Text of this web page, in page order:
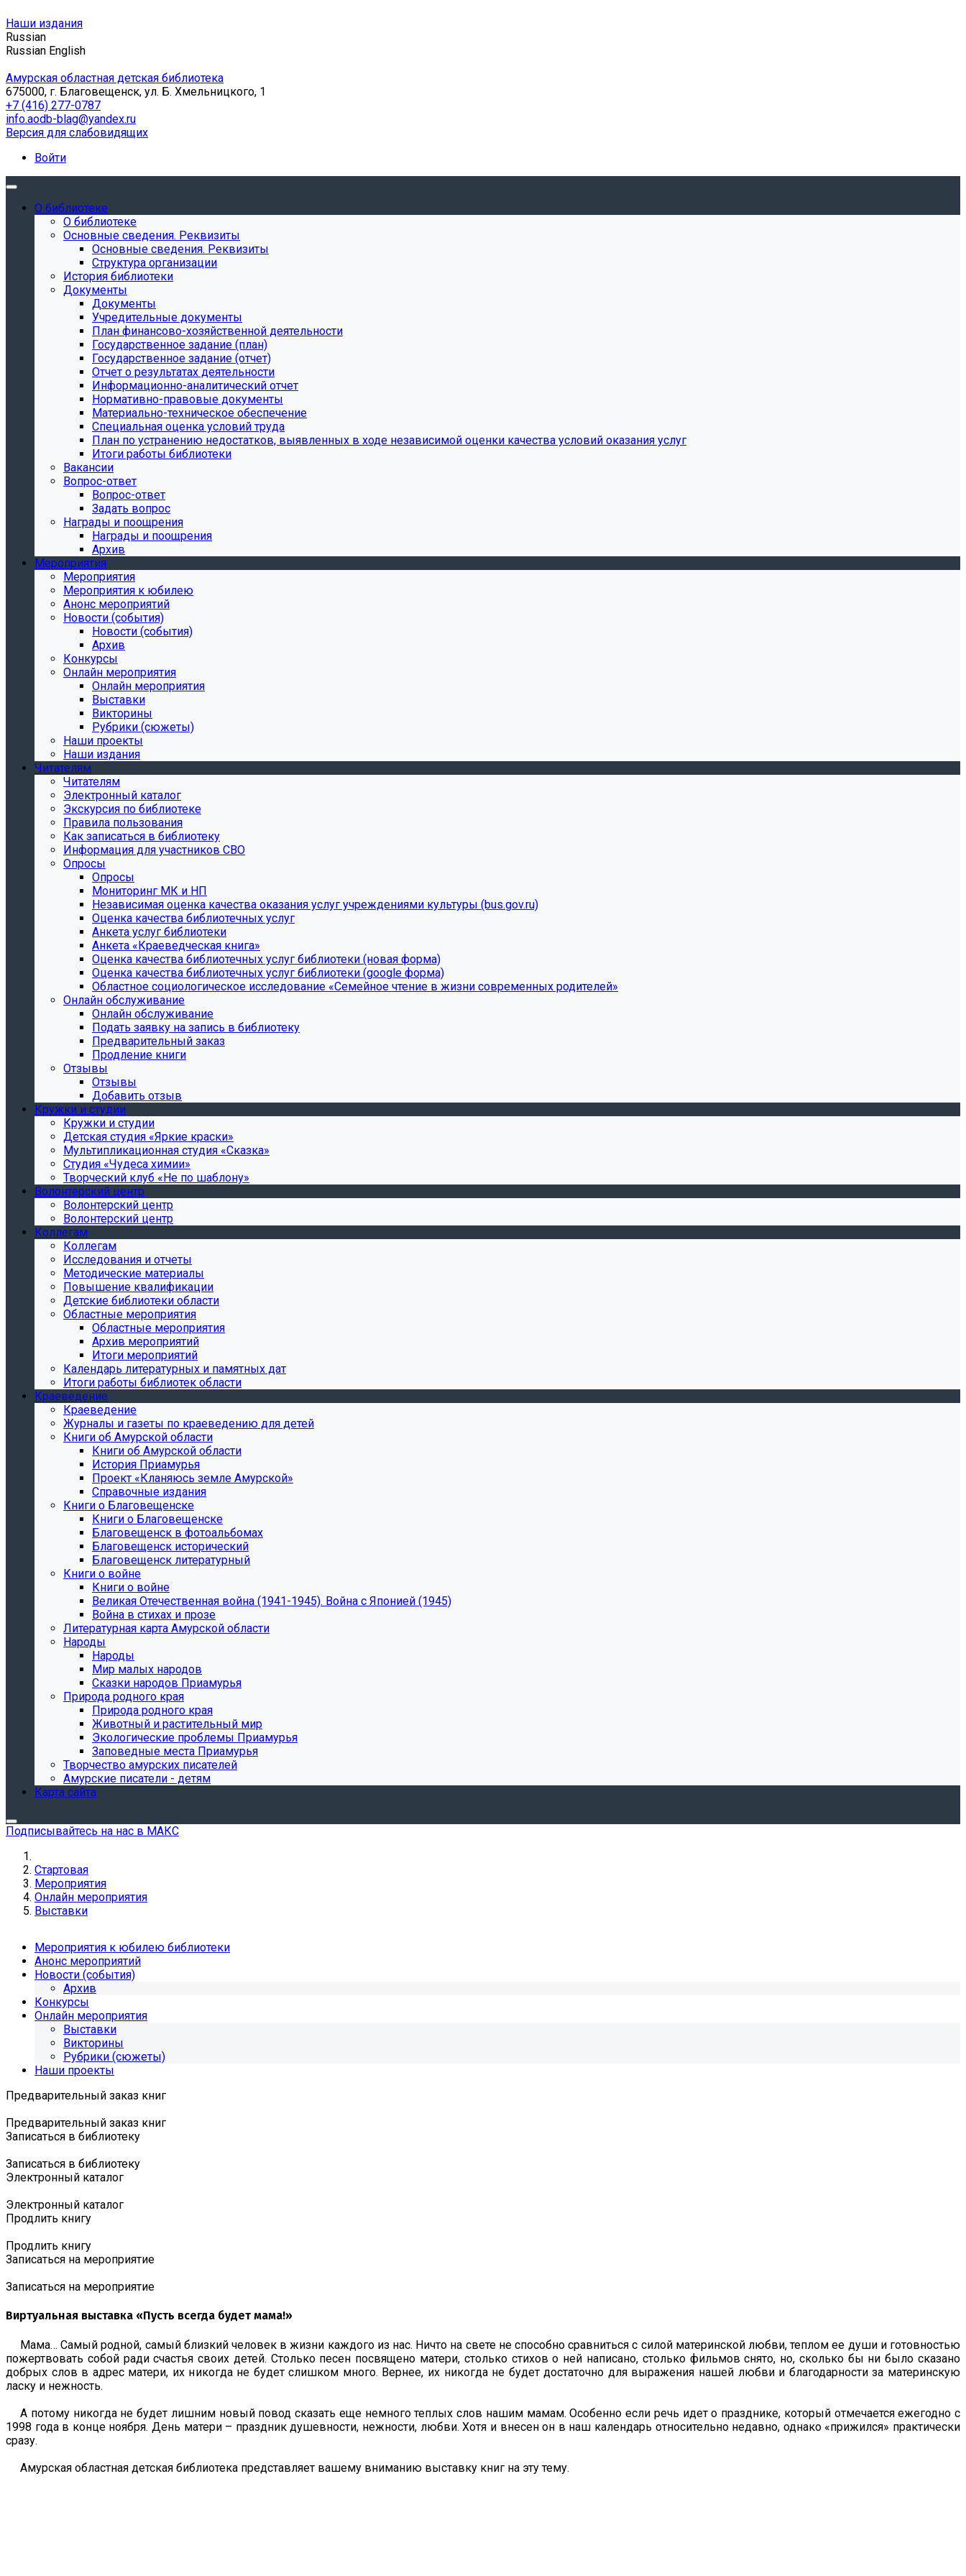
Наши издания
Russian
Russian English
Амурская областная детская библиотека
675000, г. Благовещенск, ул. Б. Хмельницкого, 1
+7 (416) 277-0787
info.aodb-blag@yandex.ru
Версия для слабовидящих
Войти
О библиотеке
О библиотеке
Основные сведения. Реквизиты
Основные сведения. Реквизиты
Структура организации
История библиотеки
Документы
Документы
Учредительные документы
План финансово-хозяйственной деятельности
Государственное задание (план)
Государственное задание (отчет)
Отчет о результатах деятельности
Информационно-аналитический отчет
Нормативно-правовые документы
Материально-техническое обеспечение
Специальная оценка условий труда
План по устранению недостатков, выявленных в ходе независимой оценки качества условий оказания услуг
Итоги работы библиотеки
Вакансии
Вопрос-ответ
Вопрос-ответ
Задать вопрос
Награды и поощрения
Награды и поощрения
Архив
Мероприятия
Мероприятия
Мероприятия к юбилею
Анонс мероприятий
Новости (события)
Новости (события)
Архив
Конкурсы
Онлайн мероприятия
Онлайн мероприятия
Выставки
Викторины
Рубрики (сюжеты)
Наши проекты
Наши издания
Читателям
Читателям
Электронный каталог
Экскурсия по библиотеке
Правила пользования
Как записаться в библиотеку
Информация для участников СВО
Опросы
Опросы
Мониторинг МК и НП
Независимая оценка качества оказания услуг учреждениями культуры (bus.gov.ru)
Оценка качества библиотечных услуг
Анкета услуг библиотеки
Анкета «Краеведческая книга»
Oценка качества библиотечных услуг библиотеки (новая форма)
Oценка качества библиотечных услуг библиотеки (google форма)
Областное социологическое исследование «Семейное чтение в жизни современных родителей»
Онлайн обслуживание
Онлайн обслуживание
Подать заявку на запись в библиотеку
Предварительный заказ
Продление книги
Отзывы
Отзывы
Добавить отзыв
Кружки и студии
Кружки и студии
Детская студия «Яркие краски»
Мультипликационная студия «Сказка»
Студия «Чудеса химии»
Творческий клуб «Не по шаблону»
Волонтерский центр
Волонтерский центр
Волонтерский центр
Коллегам
Коллегам
Исследования и отчеты
Методические материалы
Повышение квалификации
Детские библиотеки области
Областные мероприятия
Областные мероприятия
Архив мероприятий
Итоги мероприятий
Календарь литературных и памятных дат
Итоги работы библиотек области
Краеведение
Краеведение
Журналы и газеты по краеведению для детей
Книги об Амурской области
Книги об Амурской области
История Приамурья
Проект «Кланяюсь земле Амурской»
Справочные издания
Книги о Благовещенске
Книги о Благовещенске
Благовещенск в фотоальбомах
Благовещенск исторический
Благовещенск литературный
Книги о войне
Книги о войне
Великая Отечественная война (1941-1945). Война с Японией (1945)
Война в стихах и прозе
Литературная карта Амурской области
Народы
Народы
Мир малых народов
Сказки народов Приамурья
Природа родного края
Природа родного края
Животный и растительный мир
Экологические проблемы Приамурья
Заповедные места Приамурья
Творчество амурских писателей
Амурские писатели - детям
Карта сайта
Подписывайтесь на нас в МАКС
Стартовая
Мероприятия
Онлайн мероприятия
Выставки
Мероприятия к юбилею библиотеки
Анонс мероприятий
Новости (события)
Архив
Конкурсы
Онлайн мероприятия
Выставки
Викторины
Рубрики (сюжеты)
Наши проекты
Предварительный заказ книг
Предварительный заказ книг
Записаться в библиотеку
Записаться в библиотеку
Электронный каталог
Электронный каталог
Продлить книгу
Продлить книгу
Записаться на мероприятие
Записаться на мероприятие
Виртуальная выставка «Пусть всегда будет мама!»
Мама… Самый родной, самый близкий человек в жизни каждого из нас. Ничто на свете не способно сравниться с силой материнской любви, теплом ее души и готовностью
пожертвовать собой ради счастья своих детей. Столько песен посвящено матери, столько стихов о ней написано, столько фильмов снято, но, сколько бы ни было сказано
добрых слов в адрес матери, их никогда не будет слишком много. Вернее, их никогда не будет достаточно для выражения нашей любви и благодарности за материнскую
ласку и нежность.
А потому никогда не будет лишним новый повод сказать еще немного теплых слов нашим мамам. Особенно если речь идет о празднике, который отмечается ежегодно с
1998 года в конце ноября. День матери – праздник душевности, нежности, любви. Хотя и внесен он в наш календарь относительно недавно, однако «прижился» практически
сразу.
Амурская областная детская библиотека представляет вашему вниманию выставку книг на эту тему.